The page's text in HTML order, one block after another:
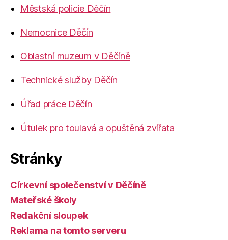
Městská policie Děčín
Nemocnice Děčín
Oblastní muzeum v Děčíně
Technické služby Děčín
Úřad práce Děčín
Útulek pro toulavá a opuštěná zvířata
Stránky
Církevní společenství v Děčíně
Mateřské školy
Redakční sloupek
Reklama na tomto serveru